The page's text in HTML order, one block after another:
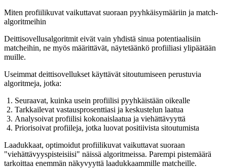
Miten profiilikuvat vaikuttavat suoraan pyyhkäisymääriin ja match-
algoritmeihin
Deittisovellusalgoritmit eivät vain yhdistä sinua potentiaalisiin
matcheihin, ne myös määrittävät, näytetäänkö profiiliasi ylipäätään
muille.
Useimmat deittisovellukset käyttävät sitoutumiseen perustuvia
algoritmeja, jotka:
Seuraavat, kuinka usein profiilisi pyyhkäistään oikealle
Tarkkailevat vastausprosenttiasi ja keskustelun laatua
Analysoivat profiilisi kokonaislaatua ja viehättävyyttä
Priorisoivat profiileja, jotka luovat positiivista sitoutumista
Laadukkaat, optimoidut profiilikuvat vaikuttavat suoraan
"viehättävyyspisteisiisi" näissä algoritmeissa. Parempi pistemäärä
tarkoittaa enemmän näkyvyyttä laadukkaammille matcheille.